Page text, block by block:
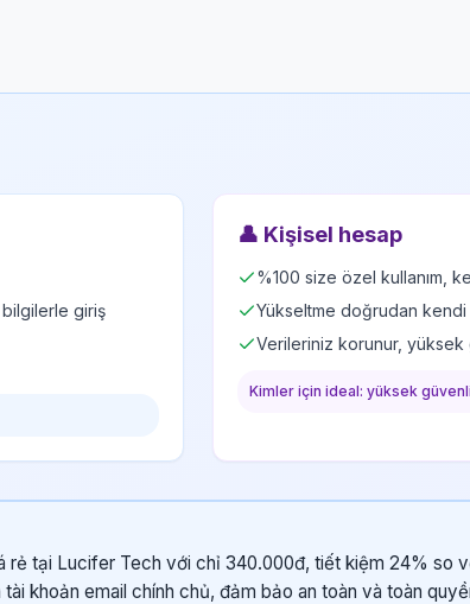
bilgilerle giriş
👤 Kişisel hesap
%100 size özel kullanım,
Yükseltme doğrudan kendi
Verileriniz korunur, yüksek
Kimler için ideal: yüksek
rẻ tại Lucifer Tech với chỉ 340.000đ, tiết kiệm 24% so
khoản email chính chủ, đảm bảo an toàn và toàn